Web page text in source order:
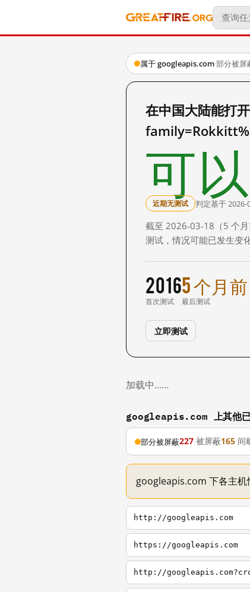
属于 googleapis.com·部分被屏
在中国大陆能打
可以
近期无测试 判定基于 2026-
截至 2026-03-18（5 个
测试，情况可能已发生变化
2016
首次测试
5 个月前
最后测试
立即测试
加载中……
googleapis.com 上其他已
部分被屏蔽227 被屏蔽165 间
googleapis.com 下各主机
http://googleapis.com
https://googleapis.com
http://